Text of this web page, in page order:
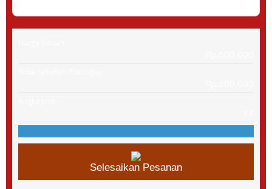
Selesaikan Pesanan